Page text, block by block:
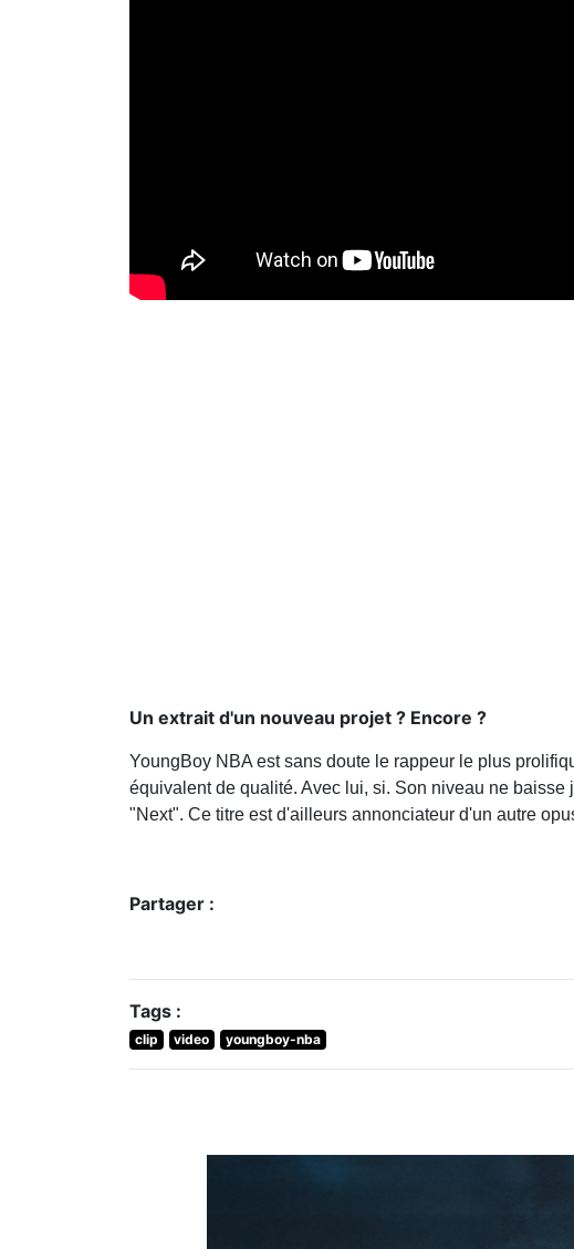
Un extrait d'un nouveau projet ? Encore ?
YoungBoy NBA est sans doute le rappeur le plus
équivalent de qualité. Avec lui, si. Son niveau ne
"Next". Ce titre est d'ailleurs annonciateur d'un autre
Partager :
Tags :
clip video youngboy-nba